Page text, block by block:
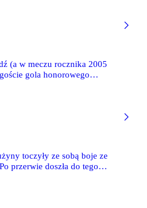
(a w meczu rocznika 2005
gola honorowego
toczyły ze sobą boje ze
przerwie doszła do tego